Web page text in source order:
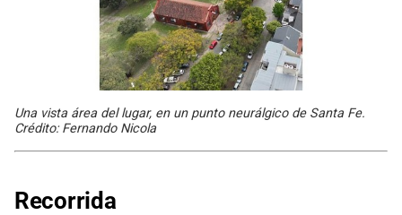
Una vista área del lugar, en un punto neurálgico de Santa Fe.
Crédito: Fernando Nicola
Recorrida